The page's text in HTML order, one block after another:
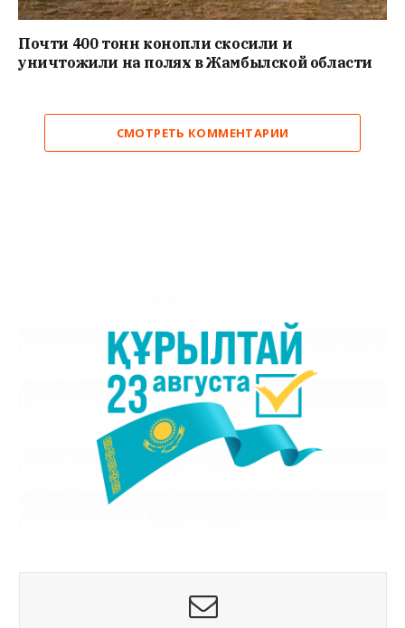
Почти 400 тонн конопли скосили и
уничтожили на полях в Жамбылской области
СМОТРЕТЬ КОММЕНТАРИИ